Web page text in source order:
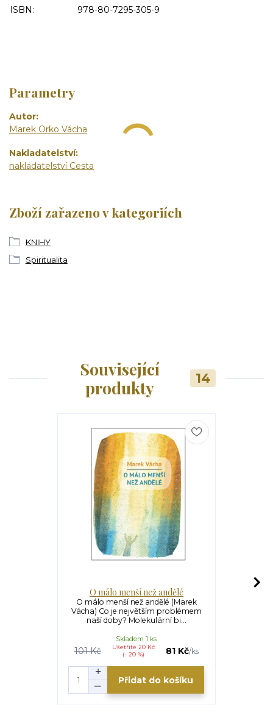
ISBN:
978-80-7295-305-9
Parametry
Autor
Marek Orko Vácha
Nakladatelství
nakladatelství Cesta
Zboží zařazeno v kategoriích
KNIHY
Spiritualita
Související
produkty
14
O málo menší než andělé
O málo menší než andělé (Marek
Vácha) Co je největším problémem
naší doby? Molekulární bi...
101 Kč
Ušetříte 20 Kč
(- 20 %)
81 Kč/ks
Skladem 1 ks
Přidat do košíku